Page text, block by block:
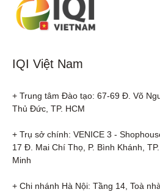
IQI Việt Nam
+ Trung tâm Đào tạo: 67-69 Đ. Võ
Thủ Đức, TP. HCM
+ Trụ sở chính: VENICE 3 -
17 Đ. Mai Chí Thọ, P. Bình Khánh,
Minh
+ Chi nhánh Hà Nội: Tầng 14, Toà